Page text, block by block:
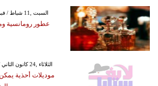
GMT 11:47 2023 السبت ,11 شباط / فبراير
عطور رومانسية
GMT 17:46 2023 الثلاثاء ,24 كانون الثاني / يناير
موديلات أحذية